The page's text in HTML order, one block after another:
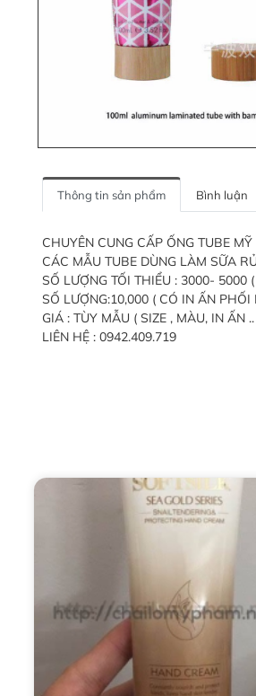
Thông tin sản phẩm Bình luận
CHUYÊN CUNG CẤP ỐNG TUBE
CÁC MẪU TUBE DÙNG LÀM SỮA
SỐ LƯỢNG TỐI THIỂU : 3000- 5000
SỐ LƯỢNG:10,000 ( CÓ IN ẤN PHỐI
GIÁ : TÙY MẪU ( SIZE , MÀU, IN ẤN ..
LIÊN HỆ : 0942.409.719